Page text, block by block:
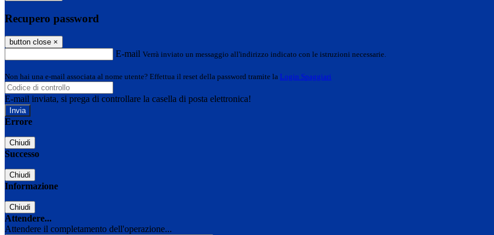
Recupero password
button close ×
E-mail Verrà inviato un messaggio all'indirizzo indicato con le istruzioni necessarie.
Non hai una e-mail associata al nome utente? Effettua il reset della password tramite la Login Spaggiari
E-mail inviata, si prega di controllare la casella di posta elettronica!
Errore
Chiudi
Successo
Chiudi
Informazione
Chiudi
Attendere...
Attendere il completamento dell'operazione...